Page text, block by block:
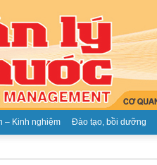
– Kinh nghiệm Đào tạo, bồi dưỡng